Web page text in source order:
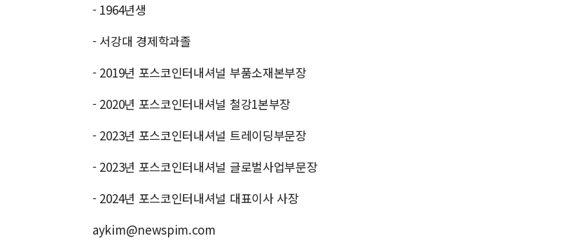
- 1964년생
- 서강대 경제학과졸
- 2019년 포스코인터내셔널 부품소재본부장
- 2020년 포스코인터내셔널 철강1본부장
- 2023년 포스코인터내셔널 트레이딩부문장
- 2023년 포스코인터내셔널 글로벌사업부문장
- 2024년 포스코인터내셔널 대표이사 사장
aykim@newspim.com